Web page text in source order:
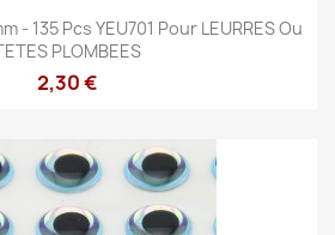
- 135 Pcs YEU701 Pour LEURRES Ou
PLOMBEES
2,30 €